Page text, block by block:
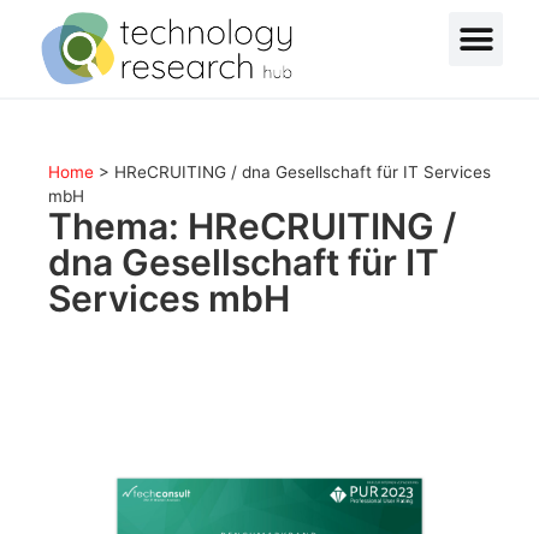
Home > HReCRUITING / dna Gesellschaft für IT Services
mbH
Thema: HReCRUITING /
dna Gesellschaft für IT
Services mbH